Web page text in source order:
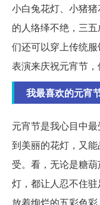
小白兔花灯、小猪
的人络绎不绝，三
们还可以穿上传统
表演来庆祝元宵节，
我最喜欢的元宵
元宵节是我心目中
到美丽的花灯，又
受。看，无论是糖
灯，都让人忍不住
放着绚烂的五彩色彩